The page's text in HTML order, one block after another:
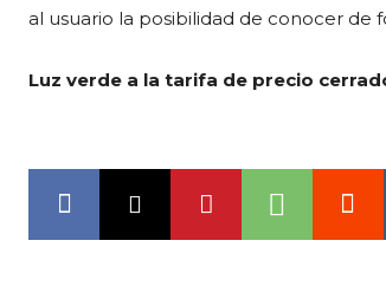
al usuario la posibilidad de conocer de
Luz verde a la tarifa de precio